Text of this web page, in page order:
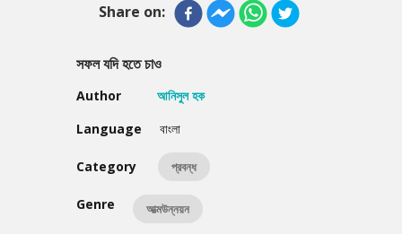
Share on:
সফল যদি হতে চাও
Author
আনিসুল হক
Language
বাংলা
Category প্রবন্ধ
Genre আত্মউন্নয়ন